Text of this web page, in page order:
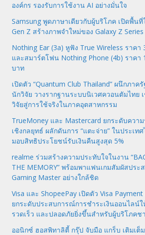
องค์กร รองรับการใช้งาน AI อย่างมั่นใจ
Samsung พูดภาษาเดียวกับผู้บริโภค เปิดพื้นที่
Gen Z สร้างภาพจำใหม่ของ Galaxy Z Series
Nothing Ear (3a) หูฟัง True Wireless ราคา
และสมาร์ตโฟน Nothing Phone (4b) ราคา
บาท
เปิดตัว “Quantum Club Thailand” ผนึกภาค
นักวิจัย วางรากฐานระบบนิเวศควอนตัมไทย
วิจัยสู่การใช้จริงในภาคอุตสาหกรรม
TrueMoney และ Mastercard ยกระดับควา
เชิงกลยุทธ์ ผลักดันการ “แตะจ่าย” ในประเท
มอบสิทธิประโยชน์รับเงินคืนสูงสุด 5%
realme ร่วมสร้างความประทับใจในงาน
THE MEMORY” พร้อมพาแฟนเกมสัมผัสปร
Gaming Master อย่างใกล้ชิด
Visa และ ShopeePay เปิดตัว Visa Payment
ยกระดับประสบการณ์การชำระเงินออนไลน์
รวดเร็ว และปลอดภัยยิ่งขึ้นสำหรับผู้บริโภคช
ออนิกซ์ ฮอสพิทาลิตี้ กรุ๊ป จับมือ แกร็บ เติมเต็